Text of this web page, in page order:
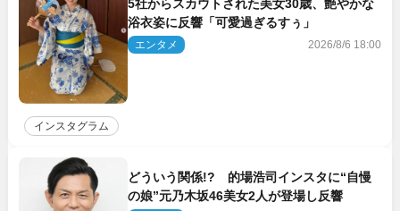
5社からスカウトされた美女30歳、艶やかな
浴衣姿に反響「可愛過ぎるすぅ」
エンタメ 2026/8/6 18:00
インスタグラム
どういう関係!? 的場浩司インスタに“自慢
の娘”元乃木坂46美女2人が登場し反響